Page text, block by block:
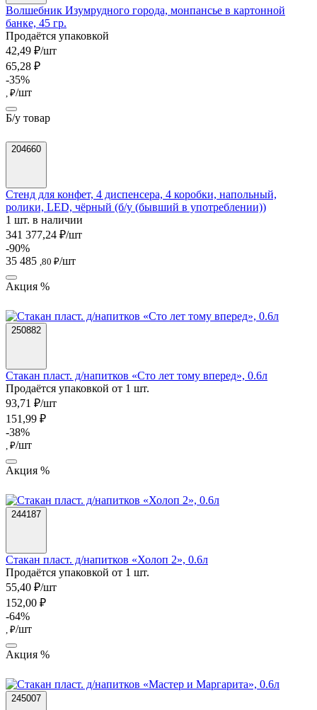
Волшебник Изумрудного города, монпансье в картонной
банке, 45 гр.
Продаётся упаковкой
42,49 ₽/шт
65,28 ₽
-35%
, ₽/шт
Б/у товар
204660
Стенд для конфет, 4 диспенсера, 4 коробки, напольный,
ролики, LED, чёрный (б/у (бывший в употреблении))
1 шт. в наличии
341 377,24 ₽/шт
-90%
35 485 ,80 ₽/шт
Акция %
250882
Стакан пласт. д/напитков «Сто лет тому вперед», 0.6л
Продаётся упаковкой от 1 шт.
93,71 ₽/шт
151,99 ₽
-38%
, ₽/шт
Акция %
244187
Стакан пласт. д/напитков «Холоп 2», 0.6л
Продаётся упаковкой от 1 шт.
55,40 ₽/шт
152,00 ₽
-64%
, ₽/шт
Акция %
245007